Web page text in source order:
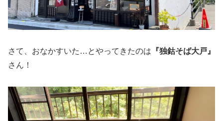
さて、おなかすいた…とやってきたのは 『独鈷そば大戸』
さん！